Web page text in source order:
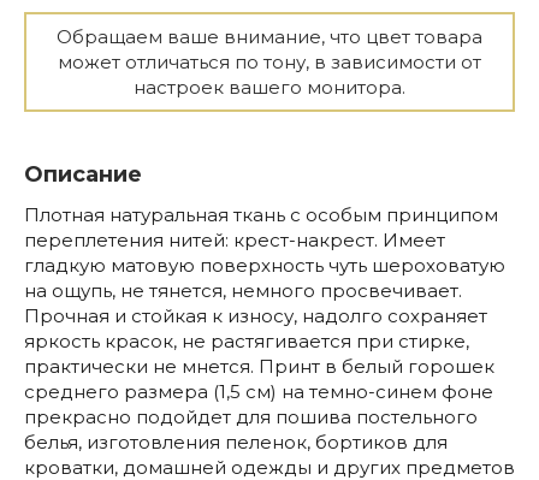
Обращаем ваше внимание, что цвет товара
может отличаться по тону, в зависимости от
настроек вашего монитора.
Описание
Плотная натуральная ткань с особым принципом
переплетения нитей: крест-накрест. Имеет
гладкую матовую поверхность чуть шероховатую
на ощупь, не тянется, немного просвечивает.
Прочная и стойкая к износу, надолго сохраняет
яркость красок, не растягивается при стирке,
практически не мнется. Принт в белый горошек
среднего размера (1,5 см) на темно-синем фоне
прекрасно подойдет для пошива постельного
белья, изготовления пеленок, бортиков для
кроватки, домашней одежды и других предметов